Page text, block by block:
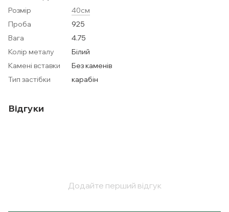
Розмір
40см
Проба
925
Вага
4.75
Колір металу
Білий
Камені вставки
Без каменів
Тип застібки
карабін
Відгуки
Додайте перший відгук